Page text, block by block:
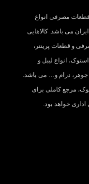
مصرفی انواع
می باشد. کالاهایی
و قطعات پرینتر،
انواع لیبل و
جوهر، درام و… می باشد.
مرجع کاملی برای
خواهد بود.